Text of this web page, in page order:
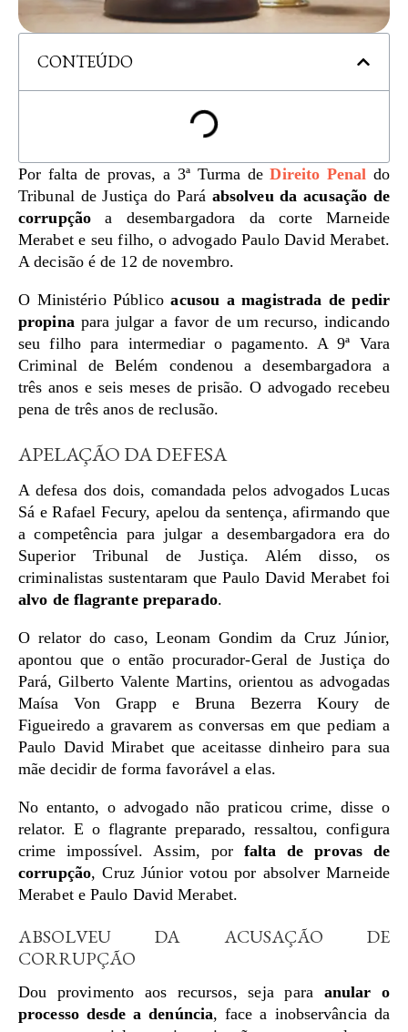
CONTEÚDO
Por falta de provas, a 3ª Turma deDireito Penal do
Tribunal de Justiça do Pará absolveu da acusação de
corrupçãoa desembargadora da corte Marneide
Merabet e seu filho, o advogado Paulo David Merabet.
A decisão é de 12 de novembro.
O Ministério Públicoacusou a magistrada de pedir
propinapara julgar a favor de um recurso, indicando
seu filho para intermediar o pagamento. A 9ª Vara
Criminal de Belém condenou a desembargadora a
três anos e seis meses de prisão. O advogado recebeu
pena de três anos de reclusão.
APELAÇÃO DA DEFESA
A defesa dos dois, comandada pelos advogados Lucas
Sá e Rafael Fecury, apelou da sentença, afirmando que
a competência para julgar a desembargadora era do
Superior Tribunal de Justiça. Além disso, os
criminalistas sustentaram que Paulo David Merabet foi
alvo de flagrante preparado.
O relator do caso, Leonam Gondim da Cruz Júnior,
apontou que o então procurador-Geral de Justiça do
Pará, Gilberto Valente Martins, orientou as advogadas
Maísa Von Grapp e Bruna Bezerra Koury de
Figueiredo a gravarem as conversas em que pediam a
Paulo David Mirabet que aceitasse dinheiro para sua
mãe decidir de forma favorável a elas.
No entanto, o advogado não praticou crime, disse o
relator. E o flagrante preparado, ressaltou, configura
crime impossível. Assim, por falta de provas de
corrupção, Cruz Júnior votou por absolver Marneide
Merabet e Paulo David Merabet.
ABSOLVEU DA ACUSAÇÃO DE
CORRUPÇÃO
Dou provimento aos recursos, seja para anular o
processo desde a denúncia, face a inobservância da